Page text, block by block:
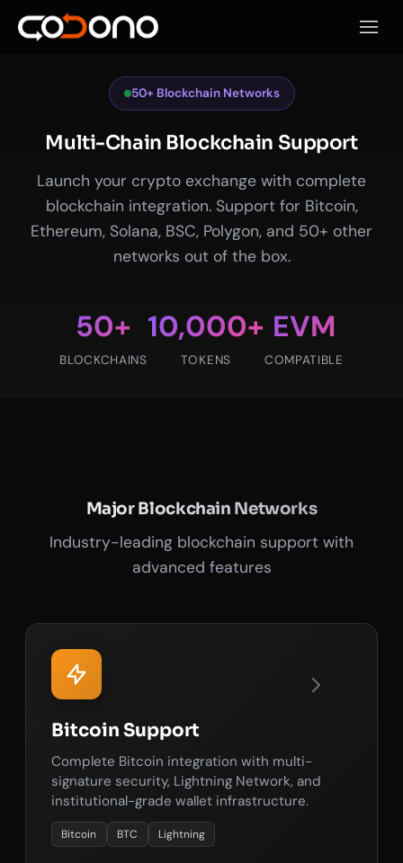
เปิดเ
50+ Blockchain Networks
Multi-Chain Blockchain Support
Launch your crypto exchange with complete
blockchain integration. Support for Bitcoin,
Ethereum, Solana, BSC, Polygon, and 50+ other
networks out of the box.
50+
BLOCKCHAINS
10,000+
TOKENS
EVM
COMPATIBLE
Major Blockchain Networks
Industry-leading blockchain support with
advanced features
Bitcoin Support
Complete Bitcoin integration with multi-
signature security, Lightning Network, and
institutional-grade wallet infrastructure.
Bitcoin BTC Lightning